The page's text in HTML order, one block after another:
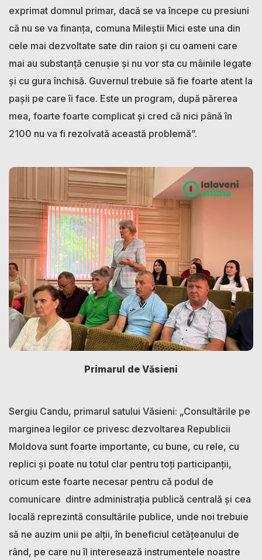
exprimat domnul primar, dacă se va începe cu presiuni
că nu se va finanța, comuna Mileștii Mici este una din
cele mai dezvoltate sate din raion și cu oameni care
mai au substanță cenușie și nu vor sta cu mâinile legate
și cu gura închisă. Guvernul trebuie să fie foarte atent la
pașii pe care îi face. Este un program, după părerea
mea, foarte foarte complicat și cred că nici până în
2100 nu va fi rezolvată această problemă”.
Primarul de Văsieni
Sergiu Candu, primarul satului Văsieni: „Consultările pe
marginea legilor ce privesc dezvoltarea Republicii
Moldova sunt foarte importante, cu bune, cu rele, cu
replici și poate nu totul clar pentru toți participanții,
oricum este foarte necesar pentru că podul de
comunicare dintre administrația publică centrală și cea
locală reprezintă consultările publice, unde noi trebuie
să ne auzim unii pe alții, în beneficiul cetățeanului de
rând, pe care nu îl interesează instrumentele noastre